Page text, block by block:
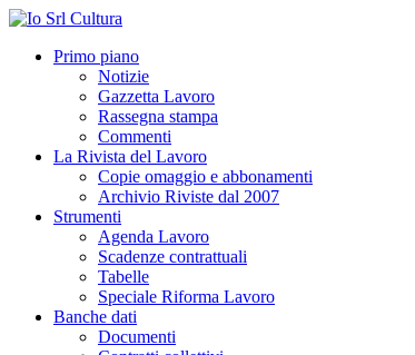
Primo piano
Notizie
Gazzetta Lavoro
Rassegna stampa
Commenti
La Rivista del Lavoro
Copie omaggio e abbonamenti
Archivio Riviste dal 2007
Strumenti
Agenda Lavoro
Scadenze contrattuali
Tabelle
Speciale Riforma Lavoro
Banche dati
Documenti